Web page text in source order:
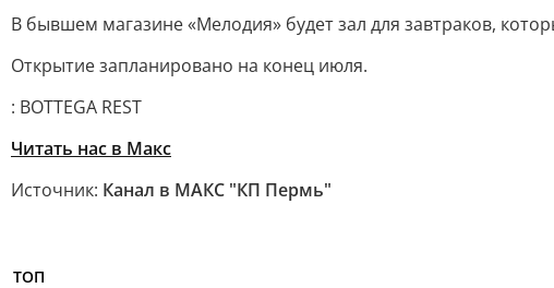
В бывшем магазине «Мелодия» будет зал для завтраков,
Открытие запланировано на конец июля.
: BOTTEGA REST
Читать нас в Макс
Источник: Канал в МАКС "КП Пермь"
ТОП